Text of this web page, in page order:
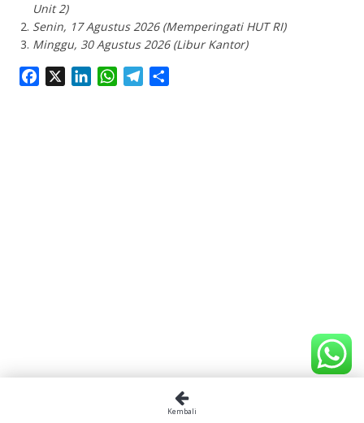
Unit 2)
Senin, 17 Agustus 2026 (Memperingati HUT RI)
Minggu, 30 Agustus 2026 (Libur Kantor)
Facebook LinkedInWhatsAppTelegram
Kembali